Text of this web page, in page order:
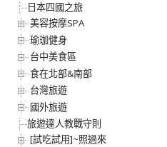
日本四國之旅
美容按摩SPA
瑜珈健身
台中美食區
食在北部&南部
台灣旅遊
國外旅遊
旅遊達人教戰守則
[試吃試用]~照過來